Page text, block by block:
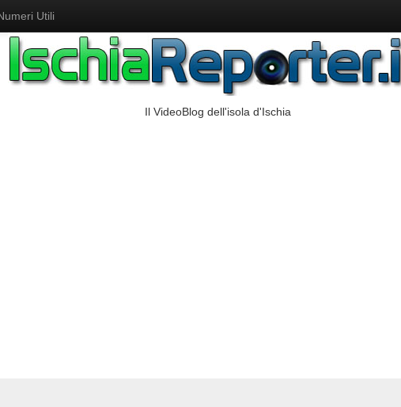
Utili
Il VideoBlog dell'isola d'Ischia